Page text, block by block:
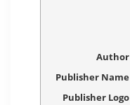
Author
Publisher Name
Publisher Logo